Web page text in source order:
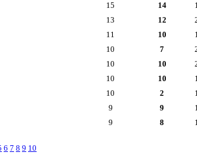
15 14
13 12
11 10
10 7
10 10
10 10
10 2
9 9
9 8
6 7 8 9 10